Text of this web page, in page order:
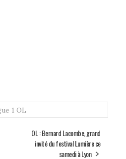
1 OL
OL : Bernard Lacombe, grand
invité du festival Lumière ce
samedi à Lyon